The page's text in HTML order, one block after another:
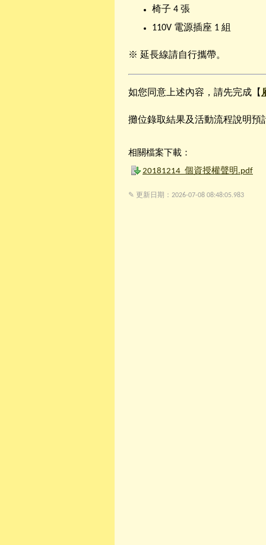
椅子 4 張
110V 電源插座 1 組
※ 延長線請自行攜帶。
如您同意上述內容，請先完成【
攤位錄取結果及活動流程說明預
相關檔案下載：
20181214_個資授權聲明.pdf
✎ 更新日期：2026-07-08 08:48:05.983